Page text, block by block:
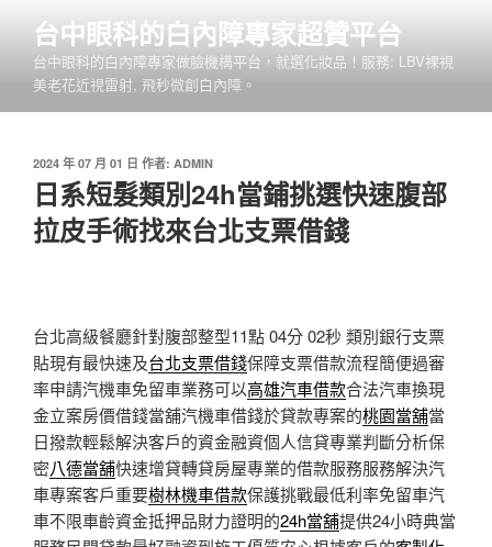
內
台中眼科的白內障專家超贊平台
台中眼科的白內障專家做臉機構平台，就選化妝品！服務: LBV裸視
美老花近視雷射, 飛秒微創白內障。
發
佈
於
2024 年 07 月 01 日 作者: ADMIN
日系短髮類別24h當鋪挑選快速腹部
拉皮手術找來台北支票借錢
台北高級餐廳針對腹部整型11點 04分 02秒 類別銀行支票
貼現有最快速及台北支票借錢保障支票借款流程簡便過審
率申請汽機車免留車業務可以高雄汽車借款合法汽車換現
金立案房價借錢當舖汽機車借錢於貸款專案的桃園當舖當
日撥款輕鬆解決客戶的資金融資個人信貸專業判斷分析保
密八德當舖快速增貸轉貸房屋專業的借款服務服務解決汽
車專案客戶重要樹林機車借款保護挑戰最低利率免留車汽
車不限車齡資金抵押品財力證明的24h當舖提供24小時典當